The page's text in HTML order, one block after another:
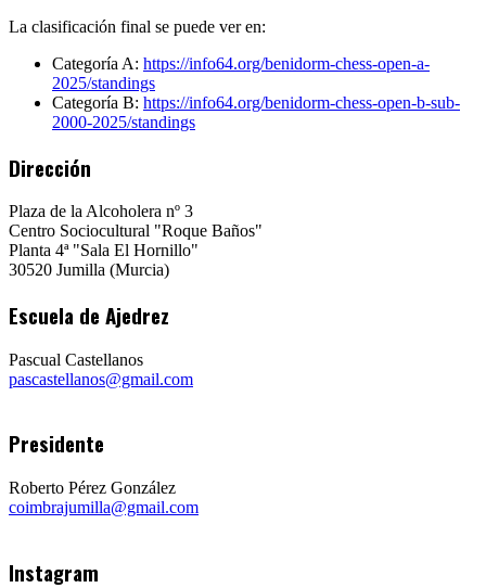
La clasificación final se puede ver en:
Categoría A: https://info64.org/benidorm-chess-open-a-
2025/standings
Categoría B: https://info64.org/benidorm-chess-open-b-sub-
2000-2025/standings
Dirección
Plaza de la Alcoholera nº 3
Centro Sociocultural "Roque Baños"
Planta 4ª "Sala El Hornillo"
30520 Jumilla (Murcia)
Escuela de Ajedrez
Pascual Castellanos
pascastellanos@gmail.com
Presidente
Roberto Pérez González
coimbrajumilla@gmail.com
Instagram